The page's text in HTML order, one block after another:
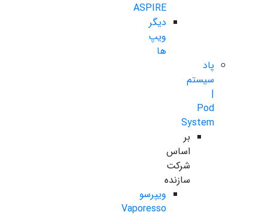
ASPIRE
دیگر
ویپ
ها
پاد
سیستم
|
Pod
System
بر
اساس
شرکت
سازنده
ویپرسو
Vaporesso